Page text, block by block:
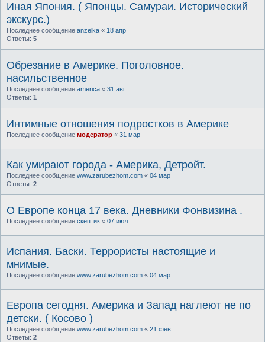
Иная Япония. ( Японцы. Самураи. Исторический
экскурс.)
Последнее сообщение anzelka « 18 апр
Ответы: 5
Обрезание в Америке. Поголовное.
насильственное
Последнее сообщение america « 31 авг
Ответы: 1
Интимные отношения подростков в Америке
Последнее сообщение модератор « 31 мар
Как умирают города - Америка, Детройт.
Последнее сообщение www.zarubezhom.com « 04 мар
Ответы: 2
О Европе конца 17 века. Дневники Фонвизина .
Последнее сообщение скептик « 07 июл
Испания. Баски. Террористы настоящие и
мнимые.
Последнее сообщение www.zarubezhom.com « 04 мар
Европа сегодня. Америка и Запад наглеют не по
детски. ( Косово )
Последнее сообщение www.zarubezhom.com « 21 фев
Ответы: 2